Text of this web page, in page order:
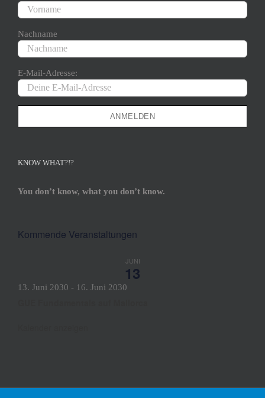
Nachname
E-Mail-Adresse:
KNOW WHAT?!?
You don’t know, what you don’t know.
Kommende Veranstaltungen
JUNI
13
13. Juni 2030 - 16. Juni 2030